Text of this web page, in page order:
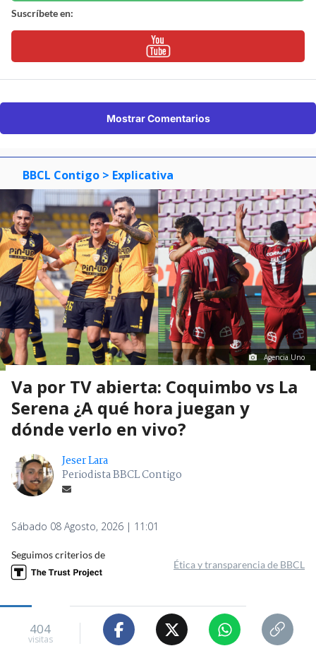
Suscríbete en:
Mostrar Comentarios
BBCL Contigo > Explicativa
Agencia Uno
Va por TV abierta: Coquimbo vs La
Serena ¿A qué hora juegan y
dónde verlo en vivo?
Jeser Lara
Periodista BBCL Contigo
Sábado 08 Agosto, 2026 | 11:01
Seguimos criterios de
Ética y transparencia de BBCL
404
visitas